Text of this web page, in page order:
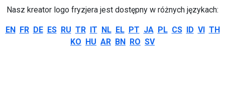
Nasz kreator logo fryzjera jest dostępny w różnych językach:
EN FR DE ES RU TR IT NL EL PT JA PL CS ID VI TH
KO HU AR BN RO SV